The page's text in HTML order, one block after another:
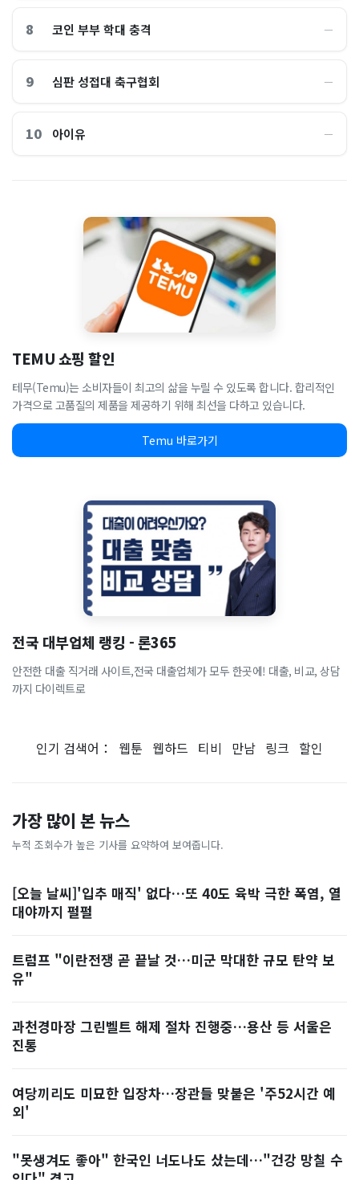
8 코인 부부 학대 충격 ―
9 심판 성접대 축구협회 ―
10 아이유 ―
TEMU 쇼핑 할인
테무(Temu)는 소비자들이 최고의 삶을 누릴 수 있도록 합니다. 합리적인
가격으로 고품질의 제품을 제공하기 위해 최선을 다하고 있습니다.
Temu 바로가기
전국 대부업체 랭킹 - 론365
안전한 대출 직거래 사이트,전국 대출업체가 모두 한곳에! 대출, 비교, 상담
까지 다이렉트로
인기 검색어： 웹툰 웹하드 티비 만남 링크 할인
가장 많이 본 뉴스
누적 조회수가 높은 기사를 요약하여 보여줍니다.
[오늘 날씨]'입추 매직' 없다…또 40도 육박 극한 폭염, 열
대야까지 펄펄
트럼프 "이란전쟁 곧 끝날 것…미군 막대한 규모 탄약 보
유"
과천경마장 그린벨트 해제 절차 진행중…용산 등 서울은
진통
여당끼리도 미묘한 입장차…장관들 맞붙은 '주52시간 예
외'
"못생겨도 좋아" 한국인 너도나도 샀는데…"건강 망칠 수